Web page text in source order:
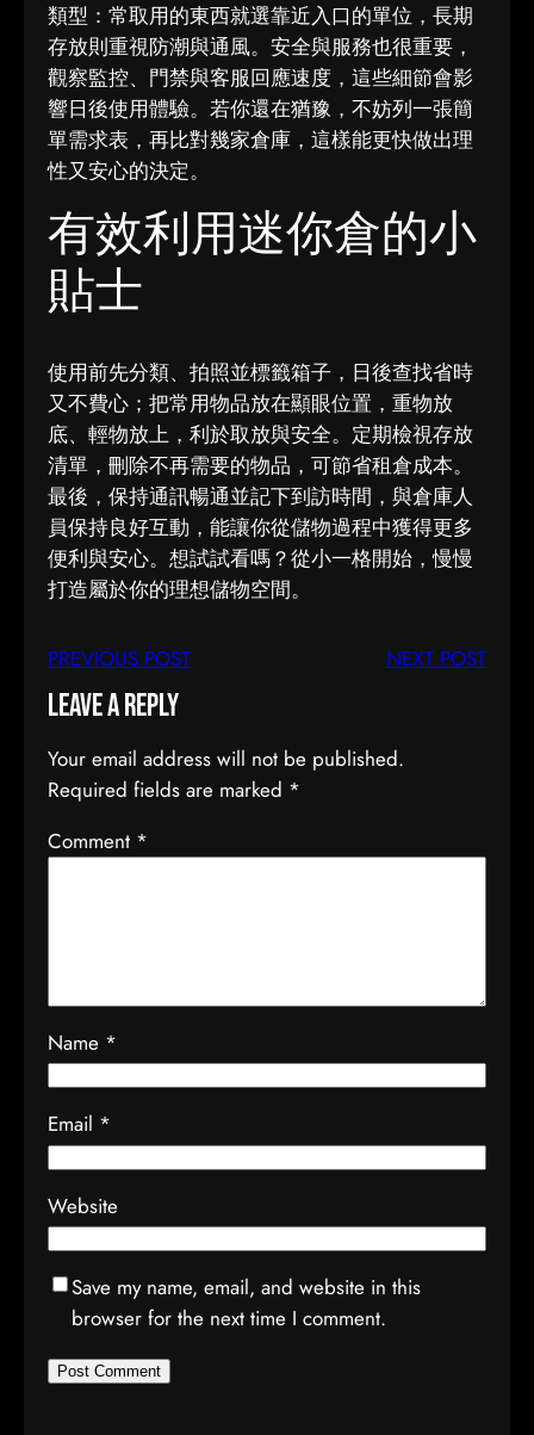
類型：常取用的東西就選靠近入口的單位，長期
存放則重視防潮與通風。安全與服務也很重要，
觀察監控、門禁與客服回應速度，這些細節會影
響日後使用體驗。若你還在猶豫，不妨列一張簡
單需求表，再比對幾家倉庫，這樣能更快做出理
性又安心的決定。
有效利用迷你倉的小
貼士
使用前先分類、拍照並標籤箱子，日後查找省時
又不費心；把常用物品放在顯眼位置，重物放
底、輕物放上，利於取放與安全。定期檢視存放
清單，刪除不再需要的物品，可節省租倉成本。
最後，保持通訊暢通並記下到訪時間，與倉庫人
員保持良好互動，能讓你從儲物過程中獲得更多
便利與安心。想試試看嗎？從小一格開始，慢慢
打造屬於你的理想儲物空間。
PREVIOUS POST NEXT POST
Leave a Reply
Your email address will not be published.
Required fields are marked *
Comment *
Name *
Email *
Website
Save my name, email, and website in this
browser for the next time I comment.